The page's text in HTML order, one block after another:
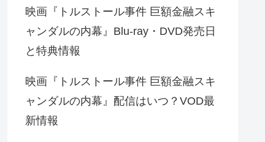
映画『トルストール事件 巨額金融スキ
ャンダルの内幕』Blu-ray・DVD発売日
と特典情報
映画『トルストール事件 巨額金融スキ
ャンダルの内幕』配信はいつ？VOD最
新情報